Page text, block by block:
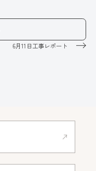
6月11日工事レポート